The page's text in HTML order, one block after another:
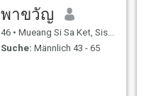
พาขวัญ
46 • Mueang Si Sa Ket, Sisaket, Thailand
Suche: Männlich 43 - 65